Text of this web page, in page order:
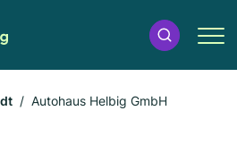
Autohaus Helbig GmbH